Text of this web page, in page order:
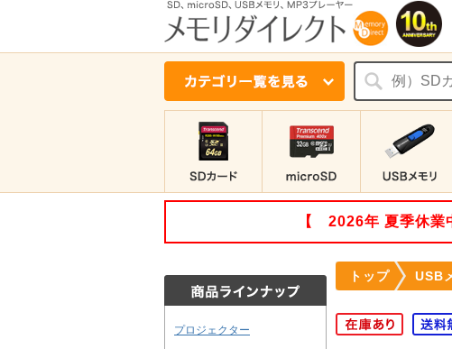
【 2026年 夏季休業
プロジェクター
トップ USB